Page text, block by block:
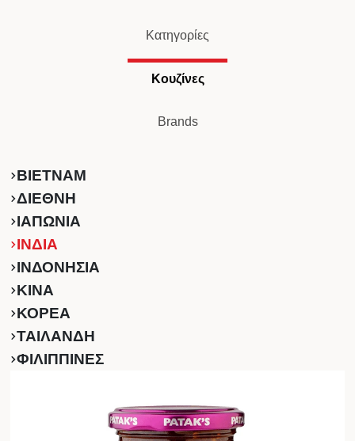
Κατηγορίες
Κουζίνες
Brands
ΒΙΕΤΝΑΜ
ΔΙΕΘΝΗ
ΙΑΠΩΝΙΑ
ΙΝΔΙΑ
ΙΝΔΟΝΗΣΙΑ
ΚINA
ΚΟΡΕΑ
ΤΑΙΛΑΝΔΗ
ΦΙΛΙΠΠΙΝΕΣ